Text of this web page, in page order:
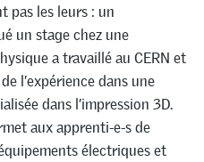
pas les leurs : un
un stage chez une
a travaillé au CERN et
l’expérience dans une
dans l’impression 3D.
aux apprenti-e-s de
électriques et